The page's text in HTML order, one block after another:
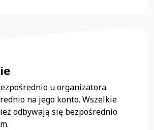
u organizatora.
na jego konto. Wszelkie
odbywają się bezpośrednio